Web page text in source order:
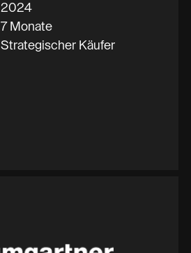
2024
7 Monate
Strategischer Käufer